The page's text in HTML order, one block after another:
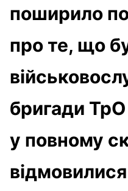
поширило
про те, що
бригади ТрО
у повному